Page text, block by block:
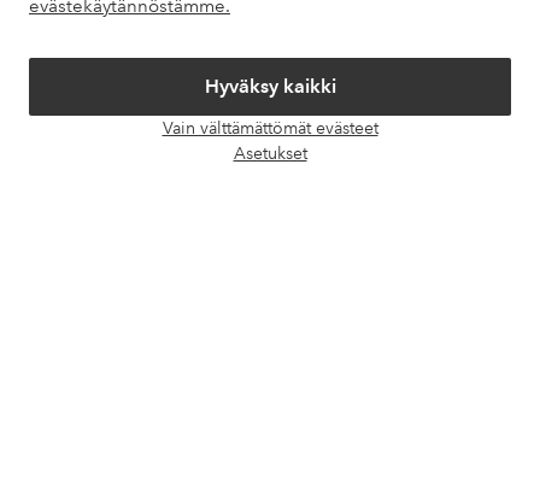
evästekäytännöstämme.
Hyväksy kaikki
Vain välttämättömät evästeet
Asetukset